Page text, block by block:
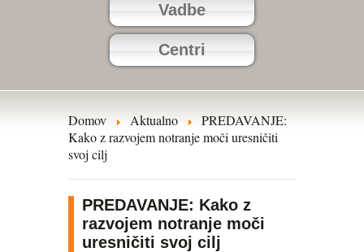
Vadbe
Centri
Domov Aktualno
PREDAVANJE:
Kako z razvojem notranje moči uresničiti
svoj cilj
PREDAVANJE: Kako z
razvojem notranje moči
uresničiti svoj cilj